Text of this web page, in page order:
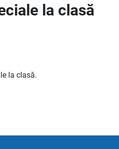
la clasă
la clasă.